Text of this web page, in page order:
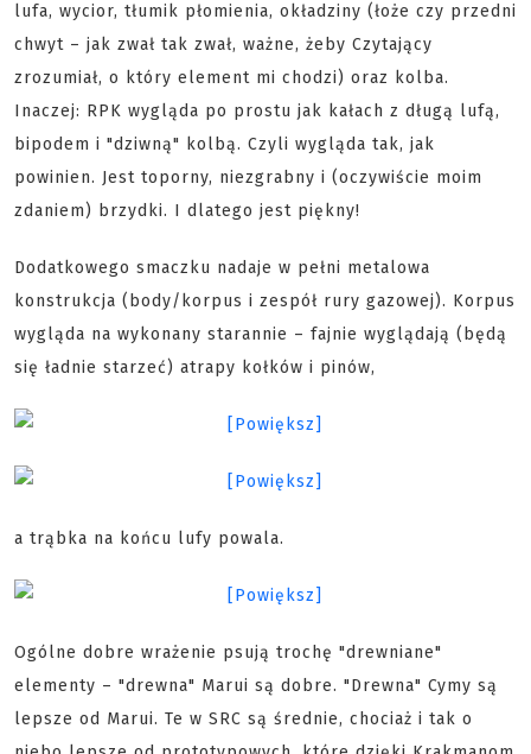
lufa, wycior, tłumik płomienia, okładziny (łoże czy przedni
chwyt – jak zwał tak zwał, ważne, żeby Czytający
zrozumiał, o który element mi chodzi) oraz kolba.
Inaczej: RPK wygląda po prostu jak kałach z długą lufą,
bipodem i "dziwną" kolbą. Czyli wygląda tak, jak
powinien. Jest toporny, niezgrabny i (oczywiście moim
zdaniem) brzydki. I dlatego jest piękny!
Dodatkowego smaczku nadaje w pełni metalowa
konstrukcja (body/korpus i zespół rury gazowej). Korpus
wygląda na wykonany starannie – fajnie wyglądają (będą
się ładnie starzeć) atrapy kołków i pinów,
a trąbka na końcu lufy powala.
Ogólne dobre wrażenie psują trochę "drewniane"
elementy – "drewna" Marui są dobre. "Drewna" Cymy są
lepsze od Marui. Te w SRC są średnie, chociaż i tak o